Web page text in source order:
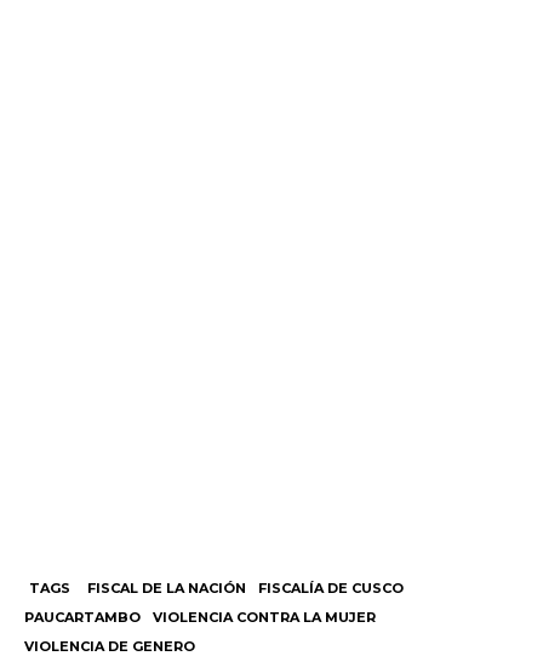
TAGS FISCAL DE LA NACIÓN
FISCALÍA DE CUSCO
PAUCARTAMBO
VIOLENCIA CONTRA LA MUJER
VIOLENCIA DE GENERO